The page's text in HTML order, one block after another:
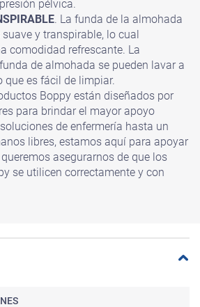
pélvica.
. La funda de la almohada
y transpirable, lo cual
comodidad refrescante. La
de almohada se pueden lavar a
que es fácil de limpiar.
Boppy están diseñados por
para brindar el mayor apoyo
de enfermería hasta un
libres, estamos aquí para apoyar
asegurarnos de que los
se utilicen correctamente y con